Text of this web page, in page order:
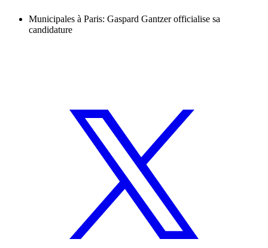
Municipales à Paris: Gaspard Gantzer officialise sa
candidature